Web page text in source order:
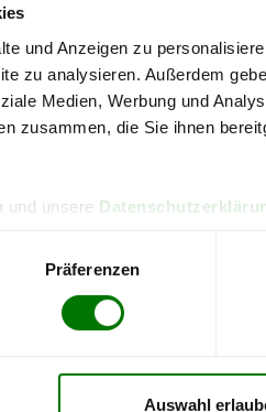
und Anzeigen zu
zu analysieren. Außerdem
Medien, Werbung und
zusammen, die Sie ihnen
und unsere
Präferenzen
Auswahl
kostenlose
online bestellen
Stand